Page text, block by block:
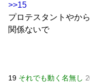
>>15
プロテスタントやから
関係ないで
19 それでも動く名無し